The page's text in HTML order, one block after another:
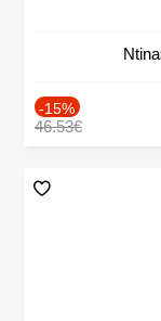
-15%
46.53€